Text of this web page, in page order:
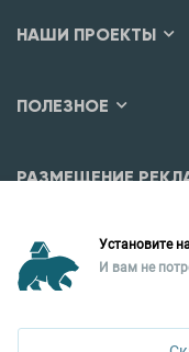
НАШИ ПРОЕКТЫ
ПОЛЕЗНОЕ
РАЗМЕЩЕНИЕ
Уральская палата
ул. Горького, 65, 0
Установите
И вам не